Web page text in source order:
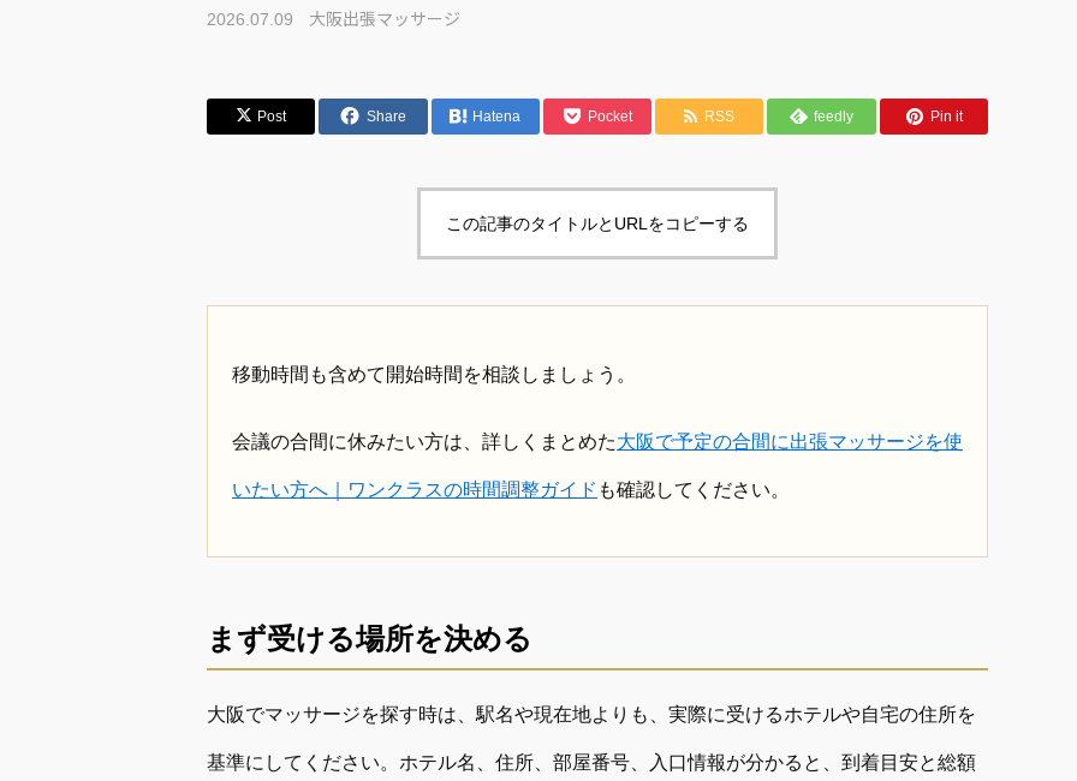
2026.07.09 大阪出張マッサージ
Post Share Hatena Pocket RSS feedly Pin it
この記事のタイトルとURLをコピーする
移動時間も含めて開始時間を相談しましょう。
会議の合間に休みたい方は、詳しくまとめた大阪で予定の合間に出張マッサージを使
いたい方へ｜ワンクラスの時間調整ガイド も確認してください。
まず受ける場所を決める
大阪でマッサージを探す時は、駅名や現在地よりも、実際に受けるホテルや自宅の住所を
基準にしてください。ホテル名、住所、部屋番号、入口情報が分かると、到着目安と総額